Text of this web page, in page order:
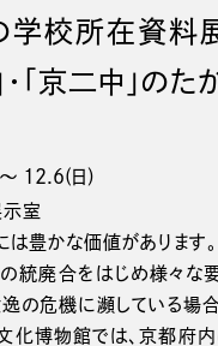
学校所在資料
・「京二中」の
12.6(日)
示室
豊かな価値があります。
統廃合をはじめ様々な
の危機に瀕している場
化博物館では、京都府内